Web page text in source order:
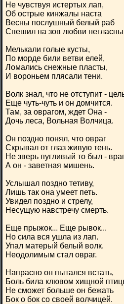
Не чувствуя истертых лап,
Об острые кинжалы наста
Весны послушный белый раб
Спешил на зов любви
Мелькали голые кусты,
По морде били ветви елей,
Ломались снежные пласты,
И вороньем плясали тени.
Волк знал, что не отступит -
Еще чуть-чуть и он домчится.
Там, за оврагом, ждет Она -
Дочь леса, Вольная Волчица.
Он поздно понял, что овраг
Скрывал от глаз живую тень.
Не зверь пугливый то был -
А он - заветная мишень.
Услышал поздно тетиву,
Лишь так она умеет петь.
Увидел поздно и стрелу,
Несущую навстречу смерть.
Еще прыжок... Еще рывок...
Но сила вся ушла из лап.
Упал матерый белый волк.
Неодолимым стал овраг.
Напрасно он пытался встать,
Боль била клювом хищной
Не сможет больше он бежать
Бок о бок со своей волчицей.